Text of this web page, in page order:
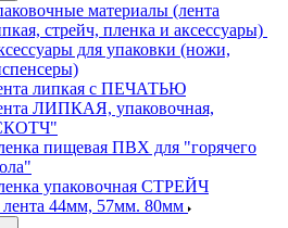
материалы (лента
стрейч, пленка и аксессуары)
для упаковки (ножи,
липкая с ПЕЧАТЬЮ
ЛИПКАЯ, упаковочная,
пищевая ПВХ для "горячего
упаковочная СТРЕЙЧ
лента 44мм, 57мм. 80мм